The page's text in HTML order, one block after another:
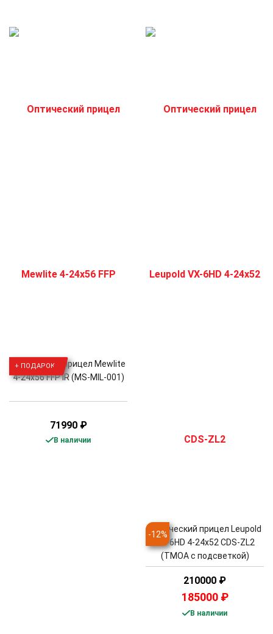
+ ПОДАРОК
Оптический прицел Mewlite
4-24x56 FFP IR (MS-MIL-001)
71990 ₽
В наличии
-12%
Оптический прицел Leupold
VX-6HD 4-24x52 CDS-ZL2
(TMOA с подсветкой)
210000 ₽
185000 ₽
В наличии